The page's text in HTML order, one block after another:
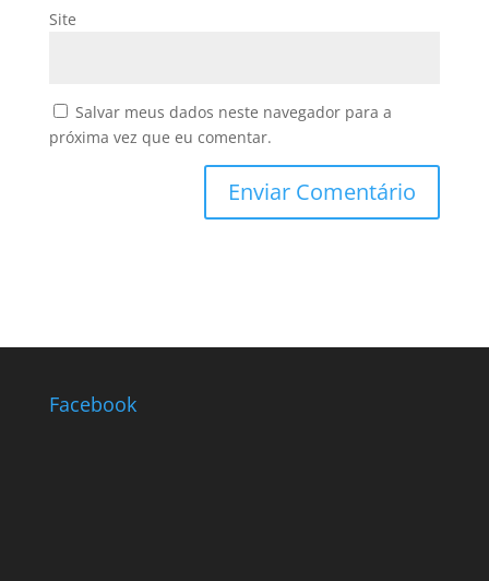
Site
Salvar meus dados neste navegador para a
próxima vez que eu comentar.
Facebook